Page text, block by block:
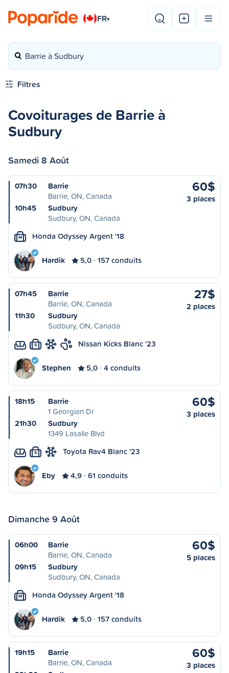
FR▾
Barrie à Sudbury
Filtres
Covoiturages de Barrie à
Sudbury
Samedi 8 Août
07h30
Barrie
Barrie, ON, Canada
10h45
Sudbury
Sudbury, ON, Canada
60$
3 places
M Honda Odyssey Argent '18
Hardik 5,0 157 conduits
07h45
Barrie
Barrie, ON, Canada
11h30
Sudbury
Sudbury, ON, Canada
27$
2 places
S Nissan Kicks Blanc '23
Stephen 5,0 4 conduits
18h15
Barrie
1 Georgian Dr
21h30
Sudbury
1349 Lasalle Blvd
60$
3 places
S Toyota Rav4 Blanc '23
Eby 4,9 61 conduits
Dimanche 9 Août
06h00
Barrie
Barrie, ON, Canada
09h15
Sudbury
Sudbury, ON, Canada
60$
5 places
M Honda Odyssey Argent '18
Hardik 5,0 157 conduits
19h15
Barrie
Barrie, ON, Canada
60$
3 places